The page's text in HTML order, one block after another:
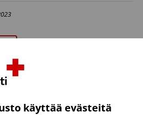
käyttää evästeitä